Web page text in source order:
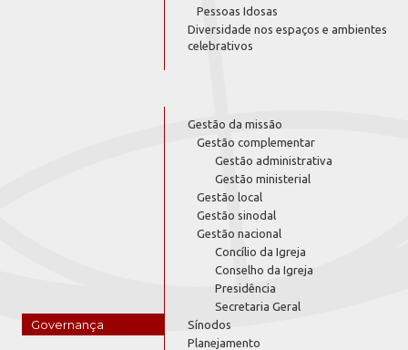
Pessoas Idosas
Diversidade nos espaços e ambientes
celebrativos
Governança
Gestão da missão
Gestão complementar
Gestão administrativa
Gestão ministerial
Gestão local
Gestão sinodal
Gestão nacional
Concílio da Igreja
Conselho da Igreja
Presidência
Secretaria Geral
Sínodos
Planejamento